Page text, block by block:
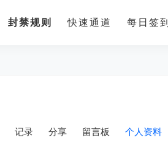
封禁规则 快速通道 每日签到
记录 分享 留言板 个人资料